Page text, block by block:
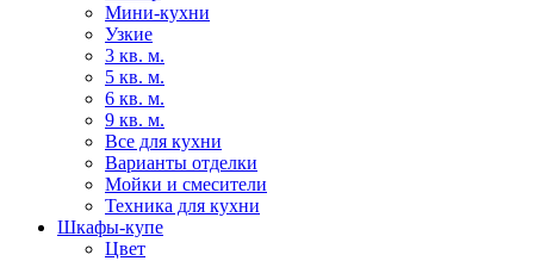
Мини-кухни
Узкие
3 кв. м.
5 кв. м.
6 кв. м.
9 кв. м.
Все для кухни
Варианты отделки
Мойки и смесители
Техника для кухни
Шкафы-купе
Цвет